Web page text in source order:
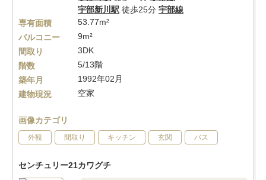
宇部新川駅 徒歩25分 宇部線
専有面積
53.77m²
バルコニー
9m²
間取り
3DK
階数
5/13階
築年月
1992年02月
建物現況
空家
画像カテゴリ
外観 間取り キッチン 玄関 バス
センチュリー21カワグチ